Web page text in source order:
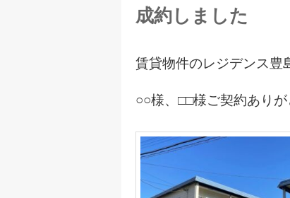
成約しました
賃貸物件のレジデンス豊
○○様、□□様ご契約あり